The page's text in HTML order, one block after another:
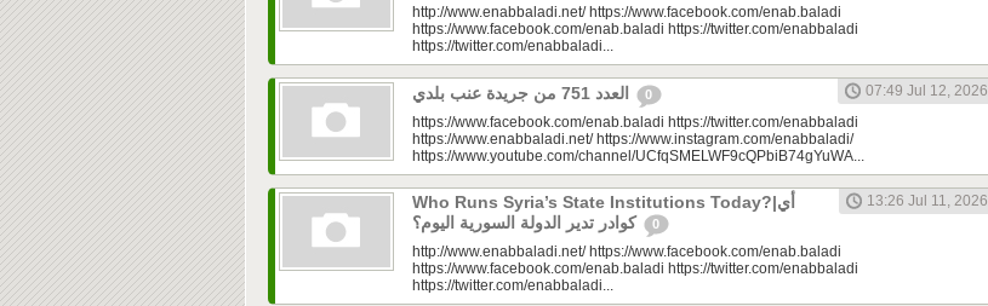
http://www.enabbaladi.net/ https://www.facebook.com/enab.baladi
https://www.facebook.com/enab.baladi https://twitter.com/enabbaladi
https://twitter.com/enabbaladi...
0
07:49 Jul 12, 2026
https://www.facebook.com/enab.baladi https://twitter.com/enabbaladi
https://www.enabbaladi.net/ https://www.instagram.com/enabbaladi/
https://www.youtube.com/channel/UCfqSMELWF9cQPbiB74gYuWA...
Who Runs Syria’s State Institutions Today?|أي
كوادر تدير الدولة السورية اليوم؟
0
13:26 Jul 11, 2026
http://www.enabbaladi.net/ https://www.facebook.com/enab.baladi
https://www.facebook.com/enab.baladi https://twitter.com/enabbaladi
https://twitter.com/enabbaladi...